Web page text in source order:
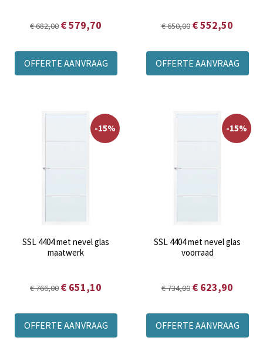
€ 682,00 € 579,70
OFFERTE AANVRAAG
€ 650,00 € 552,50
OFFERTE AANVRAAG
-15%
SSL 4404 met nevel glas
maatwerk
€ 766,00 € 651,10
OFFERTE AANVRAAG
-15%
SSL 4404 met nevel glas
voorraad
€ 734,00 € 623,90
OFFERTE AANVRAAG